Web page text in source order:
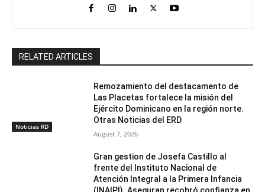
RELATED ARTICLES
Noticias RD
Remozamiento del destacamento de
Las Placetas fortalece la misión del
Ejército Dominicano en la región norte.
Otras Noticias del ERD
August 7, 2026
Gran gestion de Josefa Castillo al
frente del Instituto Nacional de
Atención Integral a la Primera Infancia